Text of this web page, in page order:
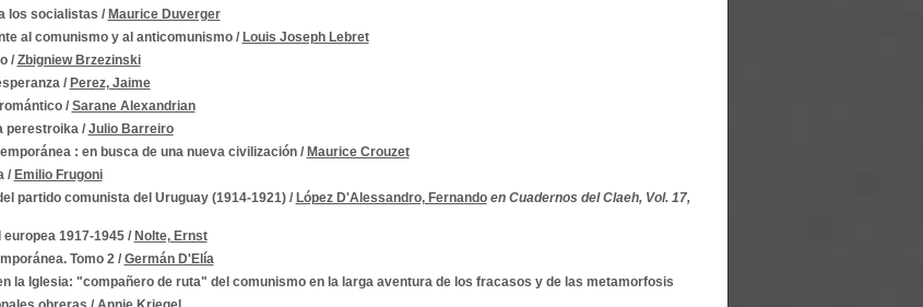
los socialistas / Maurice Duverger
al comunismo y al anticomunismo/ Louis Joseph Lebret
/ Zbigniew Brzezinski
/ Perez, Jaime
/ Sarane Alexandrian
perestroika/ Julio Barreiro
: en busca de una nueva civilización/ Maurice Crouzet
/ Emilio Frugoni
partido comunista del Uruguay (1914-1921)/ López D'Alessandro, Fernando en Cuadernos del Claeh, Vol. 17,
1917-1945/ Nolte, Ernst
Tomo 2/ Germán D'Elía
la Iglesia: "compañero de ruta" del comunismo en la larga aventura de los fracasos y de las metamorfosis